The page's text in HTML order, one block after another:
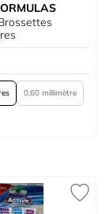
0,60 millimètre